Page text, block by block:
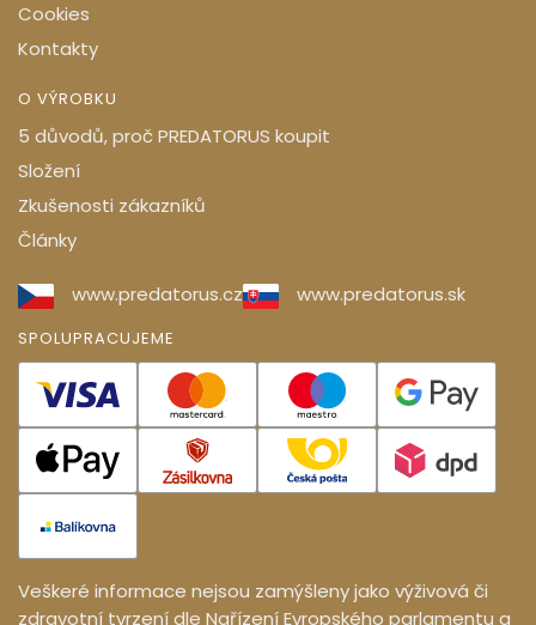
Cookies
Kontakty
O VÝROBKU
5 důvodů, proč PREDATORUS koupit
Složení
Zkušenosti zákazníků
Články
www.predatorus.cz www.predatorus.sk
SPOLUPRACUJEME
Veškeré informace nejsou zamýšleny jako výživová či
zdravotní tvrzení dle Nařízení Evropského parlamentu a